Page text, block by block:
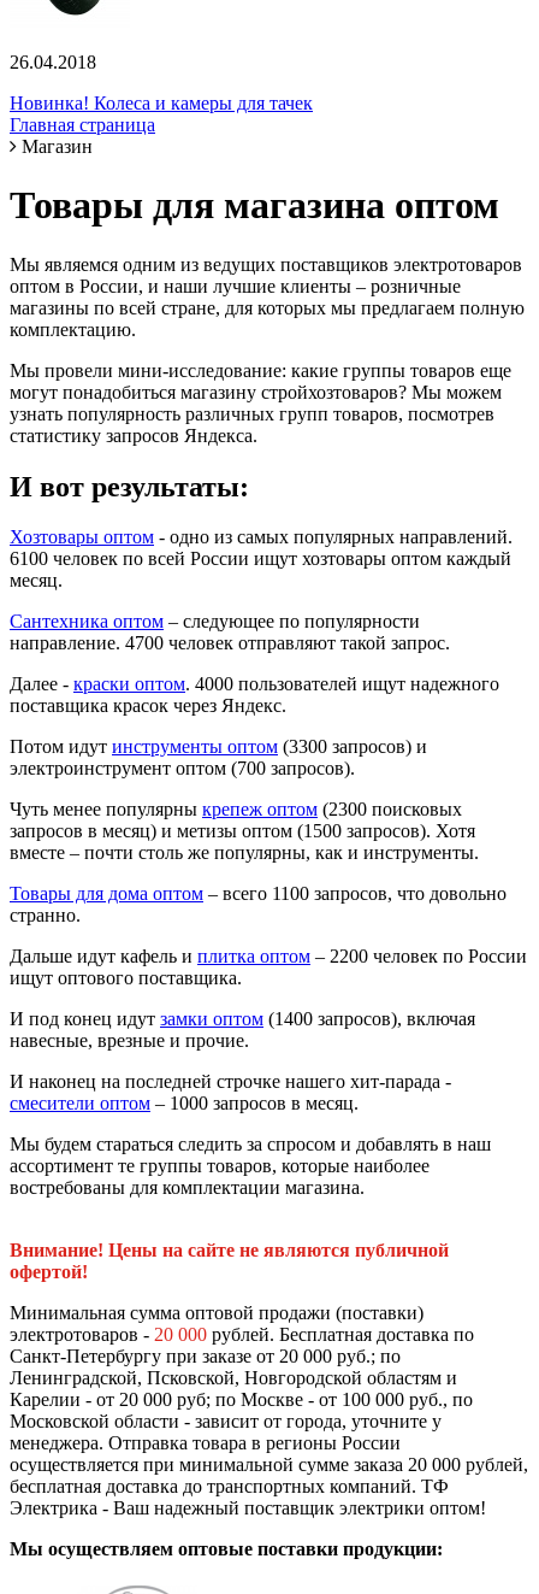
26.04.2018
Новинка! Колеса и камеры для тачек
Главная страница
Магазин
Товары для магазина оптом
Мы являемся одним из ведущих поставщиков электротоваров
оптом в России, и наши лучшие клиенты – розничные
магазины по всей стране, для которых мы предлагаем полную
комплектацию.
Мы провели мини-исследование: какие группы товаров еще
могут понадобиться магазину стройхозтоваров? Мы можем
узнать популярность различных групп товаров, посмотрев
статистику запросов Яндекса.
И вот результаты:
Хозтовары оптом - одно из самых популярных направлений.
6100 человек по всей России ищут хозтовары оптом каждый
месяц.
Сантехника оптом – следующее по популярности
направление. 4700 человек отправляют такой запрос.
Далее - краски оптом. 4000 пользователей ищут надежного
поставщика красок через Яндекс.
Потом идут инструменты оптом (3300 запросов) и
электроинструмент оптом (700 запросов).
Чуть менее популярны крепеж оптом (2300 поисковых
запросов в месяц) и метизы оптом (1500 запросов). Хотя
вместе – почти столь же популярны, как и инструменты.
Товары для дома оптом – всего 1100 запросов, что довольно
странно.
Дальше идут кафель и плитка оптом – 2200 человек по России
ищут оптового поставщика.
И под конец идут замки оптом (1400 запросов), включая
навесные, врезные и прочие.
И наконец на последней строчке нашего хит-парада -
смесители оптом – 1000 запросов в месяц.
Мы будем стараться следить за спросом и добавлять в наш
ассортимент те группы товаров, которые наиболее
востребованы для комплектации магазина.
Внимание! Цены на сайте не являются публичной
офертой!
Минимальная сумма оптовой продажи (поставки)
электротоваров - 20 000 рублей. Бесплатная доставка по
Санкт-Петербургу при заказе от 20 000 руб.; по
Ленинградской, Псковской, Новгородской областям и
Карелии - от 20 000 руб; по Москве - от 100 000 руб., по
Московской области - зависит от города, уточните у
менеджера. Отправка товара в регионы России
осуществляется при минимальной сумме заказа 20 000 рублей,
бесплатная доставка до транспортных компаний. ТФ
Электрика - Ваш надежный поставщик электрики оптом!
Мы осуществляем оптовые поставки продукции: